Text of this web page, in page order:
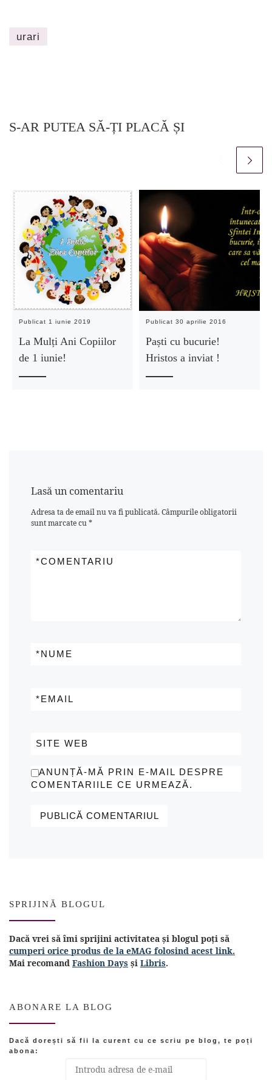
urari
S-AR PUTEA SĂ-ȚI PLACĂ ȘI
Publicat1 iunie 2019
La Mulți Ani Copiilor
de 1 iunie!
Publicat30 aprilie 2016
Paști cu bucurie!
Hristos a inviat !
Lasă un comentariu
Adresa ta de email nu va fi publicată.Câmpurile obligatorii
sunt marcate cu*
COMENTARIU
*
NUME
*
EMAIL
*
SITE WEB
ANUNȚĂ-MĂ PRIN E-MAIL DESPRE
COMENTARIILE CE URMEAZĂ.
SPRIJINĂ BLOGUL
Dacă vrei să îmi sprijini activitatea și blogul poți să
cumperi orice produs de la eMAG folosind acest link.
Mai recomand Fashion Days și Libris.
ABONARE LA BLOG
Dacă dorești să fii la curent cu ce scriu pe blog, te poți
abona: